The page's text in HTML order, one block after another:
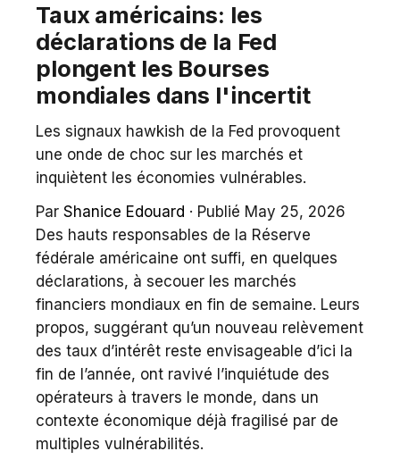
Taux américains: les
déclarations de la Fed
plongent les Bourses
mondiales dans l'incertit
Les signaux hawkish de la Fed provoquent
une onde de choc sur les marchés et
inquiètent les économies vulnérables.
Par Shanice Edouard · Publié May 25, 2026
Des hauts responsables de la Réserve
fédérale américaine ont suffi, en quelques
déclarations, à secouer les marchés
financiers mondiaux en fin de semaine. Leurs
propos, suggérant qu’un nouveau relèvement
des taux d’intérêt reste envisageable d’ici la
fin de l’année, ont ravivé l’inquiétude des
opérateurs à travers le monde, dans un
contexte économique déjà fragilisé par de
multiples vulnérabilités.